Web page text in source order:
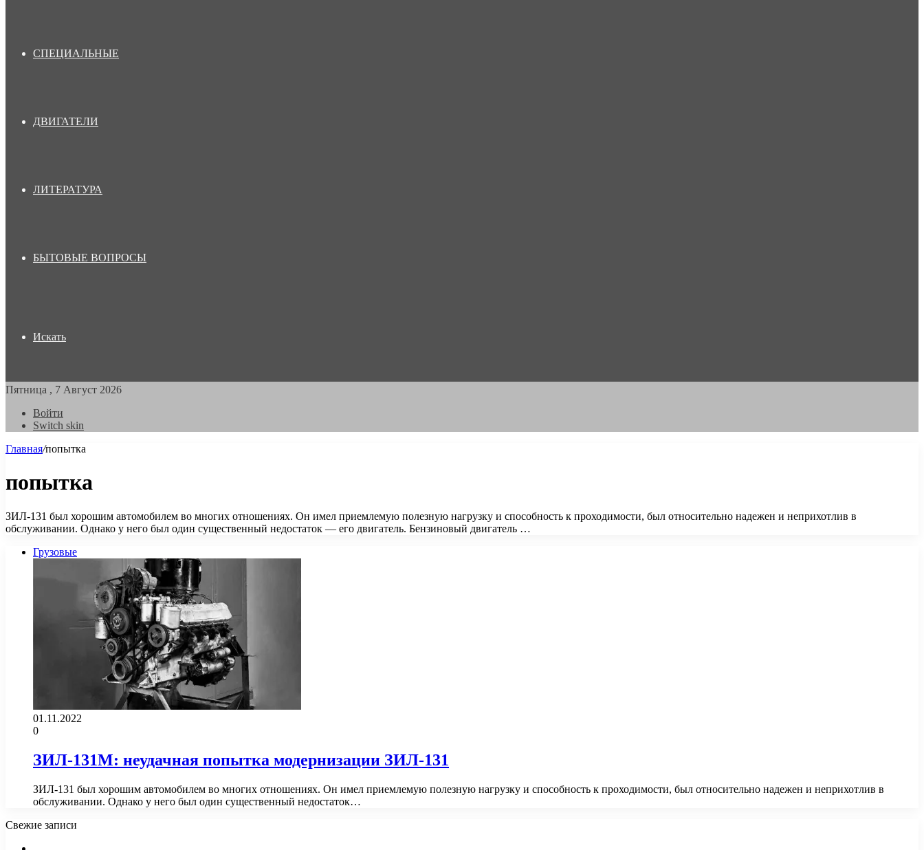
СПЕЦИАЛЬНЫЕ
ДВИГАТЕЛИ
ЛИТЕРАТУРА
БЫТОВЫЕ ВОПРОСЫ
Искать
Пятница , 7 Август 2026
Войти
Switch skin
Главная/попытка
попытка
ЗИЛ-131 был хорошим автомобилем во многих отношениях. Он имел приемлемую полезную нагрузку и способность к проходимости, был относительно надежен и неприхотлив в
обслуживании. Однако у него был один существенный недостаток — его двигатель. Бензиновый двигатель …
Грузовые
01.11.2022
0
ЗИЛ-131М: неудачная попытка модернизации ЗИЛ-131
ЗИЛ-131 был хорошим автомобилем во многих отношениях. Он имел приемлемую полезную нагрузку и способность к проходимости, был относительно надежен и неприхотлив в
обслуживании. Однако у него был один существенный недостаток…
Свежие записи